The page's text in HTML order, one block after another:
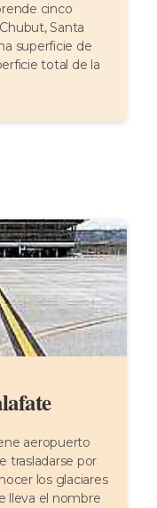
cinco
Santa
superficie de
total de la
aeropuerto
trasladarse por
los glaciares
lleva el nombre